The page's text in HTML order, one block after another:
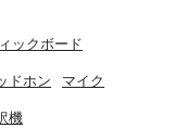
ックボード
ドホン マイク
機